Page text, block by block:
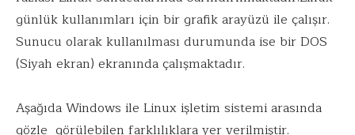
günlük kullanımları için bir grafik arayüzü ile çalışır.
Sunucu olarak kullanılması durumunda ise bir DOS
(Siyah ekran) ekranında çalışmaktadır.
Aşağıda Windows ile Linux işletim sistemi arasında
gözle görülebilen farklılıklara yer verilmiştir.